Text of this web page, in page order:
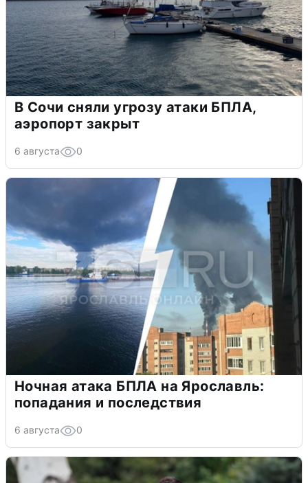
В Сочи сняли угрозу атаки БПЛА,
аэропорт закрыт
6 августа 0
Ночная атака БПЛА на Ярославль:
попадания и последствия
6 августа 0